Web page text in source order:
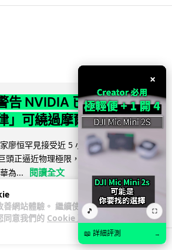
網站體驗。 繼續使用
同意我們的 Cookie 政
告 NVIDIA 已近物理極限
」可繞過摩爾定律瓶頸
廖恒罕見接受近 5 小時專訪，警告
頭正逼近物理極限，傳統製程升級已失經
為...
閱讀全文
×
🎵 ⛶
📖 詳細評測 →